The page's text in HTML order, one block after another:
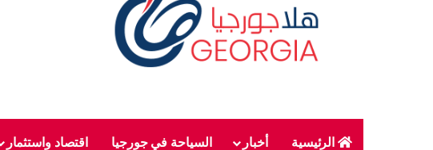
الرئيسية أخبار السياحة في جورجيا اقتصاد واستثمار